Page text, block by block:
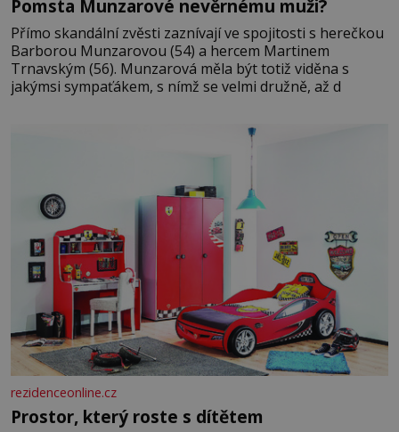
Pomsta Munzarové nevěrnému muži?
Přímo skandální zvěsti zaznívají ve spojitosti s herečkou
Barborou Munzarovou (54) a hercem Martinem
Trnavským (56). Munzarová měla být totiž viděna s
jakýmsi sympaťákem, s nímž se velmi družně, až d
rezidenceonline.cz
Prostor, který roste s dítětem